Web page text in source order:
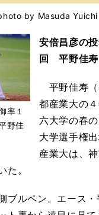
by Masuda Yuichi
率１
野佳
安倍昌彦の
回 平野佳
平野佳寿
都産業大の
六大学の春
大学選手権
産業大は、
た。
ブルペン。エース・